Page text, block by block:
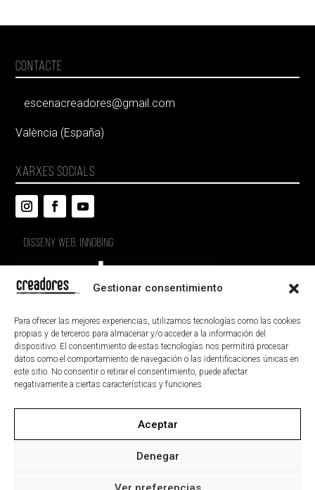
Gestionar consentimiento
Para ofrecer las mejores experiencias, utilizamos tecnologías como las cookies
propias y de terceros para almacenar y/o acceder a la información del
dispositivo. El consentimiento de estas tecnologías nos permitirá procesar
datos como el comportamiento de navegación o las identificaciones únicas en
este sitio. No consentir o retirar el consentimiento, puede afectar
negativamente a ciertas características y funciones.
Aceptar
Denegar
POLÍTICA DE PRIVACITAT
ACCESSIBILITAT
CONTACTE
escenacreadores@gmail.com
València (España)
XARXES SOCIALS
DISSENY WEB: INNOBING